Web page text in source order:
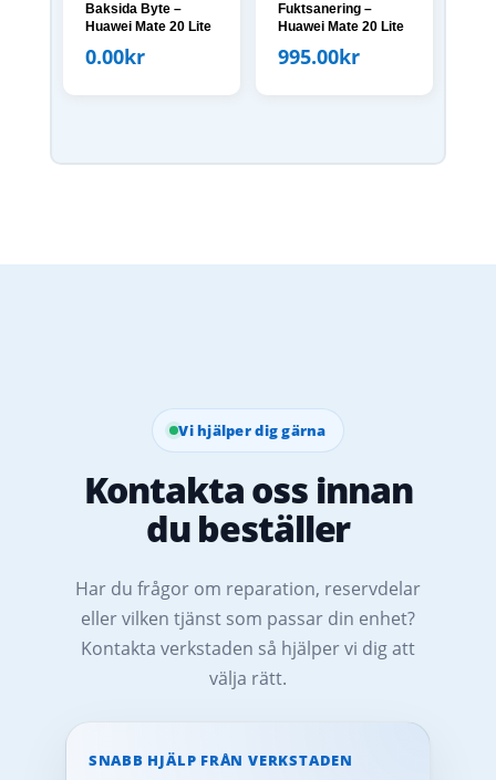
Baksida Byte –
Huawei Mate 20 Lite
0.00kr
Fuktsanering –
Huawei Mate 20 Lite
995.00kr
Vi hjälper dig gärna
Kontakta oss innan
du beställer
Har du frågor om reparation, reservdelar
eller vilken tjänst som passar din enhet?
Kontakta verkstaden så hjälper vi dig att
välja rätt.
SNABB HJÄLP FRÅN VERKSTADEN